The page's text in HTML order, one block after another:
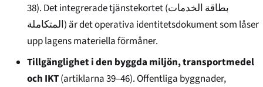
38). Det integrerade tjänstekortet (بطاقة الخدمات
المتكاملة) är det operativa identitetsdokument som låser
upp lagens materiella förmåner.
Tillgänglighet i den byggda miljön, transportmedel
och IKT(artiklarna 39–46). Offentliga byggnader,